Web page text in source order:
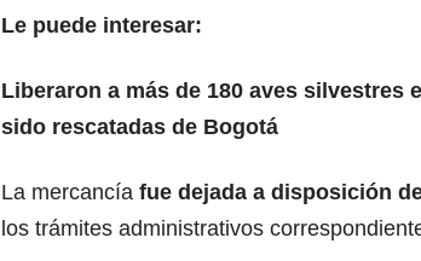
Le puede interesar:
Liberaron a más de 180 aves silvestres
sido rescatadas de Bogotá
La mercancía fue dejada a disposición
los trámites administrativos